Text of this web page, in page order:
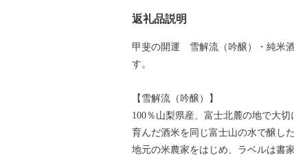
返礼品説明
甲斐の開運 雪解流（吟醸）・純米
す。
【雪解流（吟醸）】
100％山梨県産、富士北麓の地で大
育んだ酒米を同じ富士山の水で醸し
地元の米農家をはじめ、ラベルは書